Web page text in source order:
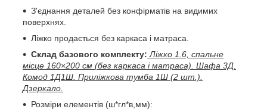
З'єднання деталей без конфірматів на видимих ​​
поверхнях.
Ліжко продається без каркаса і матраса.
Склад базового комплекту: Ліжко 1.6, спальне
місце 160×200 см (без каркаса і матраса). Шафа 3Д.
Комод 1Д1Ш. Приліжкова тумба 1Ш (2 шт.).
Дзеркало.
Розміри елементів (ш*гл*в,мм):